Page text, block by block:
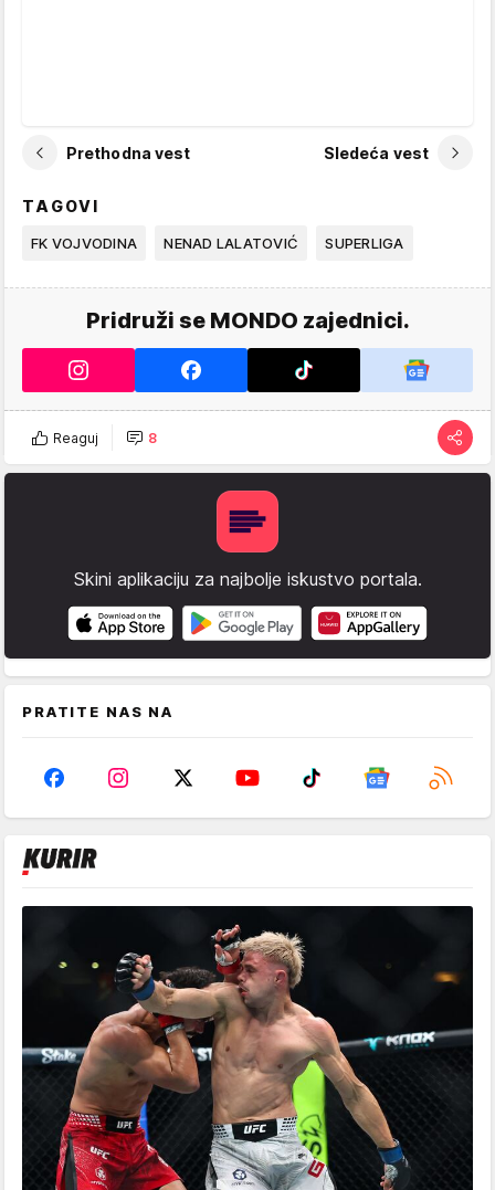
Prethodna vest Sledeća vest
TAGOVI
FK VOJVODINA NENAD LALATOVIĆ SUPERLIGA
Pridruži se MONDO zajednici.
Reaguj 8
Skini aplikaciju za najbolje iskustvo portala.
PRATITE NAS NA